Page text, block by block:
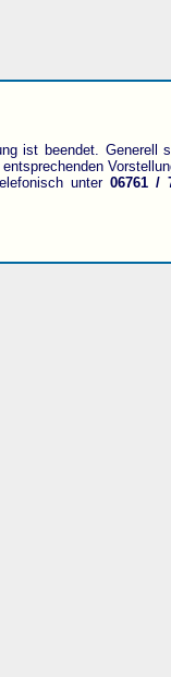
ist beendet. Generell
unter06761 /